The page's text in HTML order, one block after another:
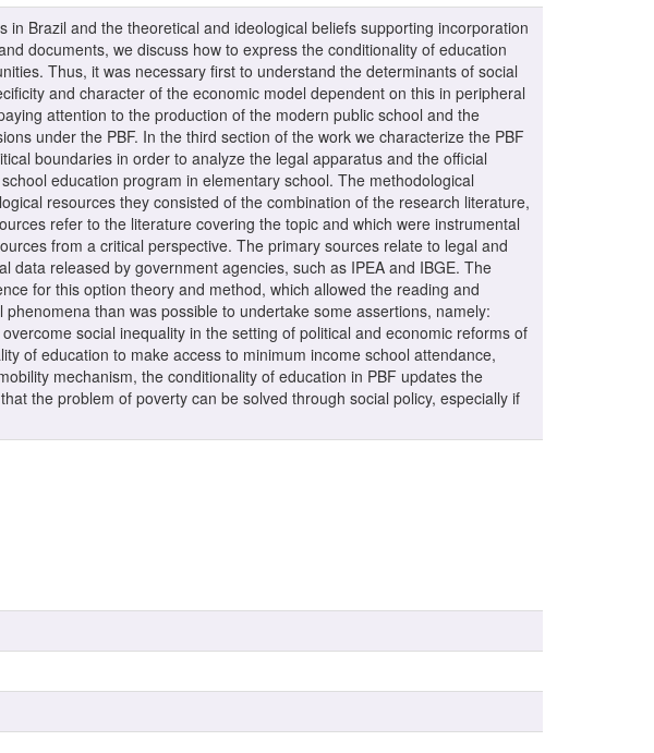
Brazil and the theoretical and ideological beliefs supporting incorporation
documents, we discuss how to express the conditionality of education
Thus, it was necessary first to understand the determinants of social
and character of the economic model dependent on this in peripheral
attention to the production of the modern public school and the
under the PBF. In the third section of the work we characterize the PBF
boundaries in order to analyze the legal apparatus and the official
education program in elementary school. The methodological
resources they consisted of the combination of the research literature,
refer to the literature covering the topic and which were instrumental
from a critical perspective. The primary sources relate to legal and
released by government agencies, such as IPEA and IBGE. The
for this option theory and method, which allowed the reading and
than was possible to undertake some assertions, namely:
social inequality in the setting of political and economic reforms of
of education to make access to minimum income school attendance,
mechanism, the conditionality of education in PBF updates the
the problem of poverty can be solved through social policy, especially if